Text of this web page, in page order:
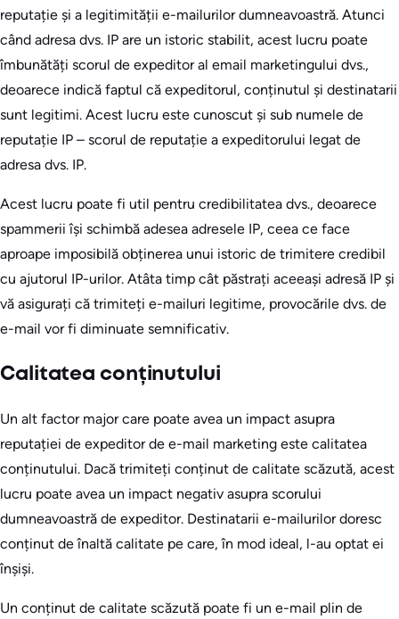
reputație și a legitimității e-mailurilor dumneavoastră. Atunci
când adresa dvs. IP are un istoric stabilit, acest lucru poate
îmbunătăți scorul de expeditor al email marketingului dvs.,
deoarece indică faptul că expeditorul, conținutul și destinatarii
sunt legitimi. Acest lucru este cunoscut și sub numele de
reputație IP – scorul de reputație a expeditorului legat de
adresa dvs. IP.
Acest lucru poate fi util pentru credibilitatea dvs., deoarece
spammerii își schimbă adesea adresele IP, ceea ce face
aproape imposibilă obținerea unui istoric de trimitere credibil
cu ajutorul IP-urilor. Atâta timp cât păstrați aceeași adresă IP și
vă asigurați că trimiteți e-mailuri legitime, provocările dvs. de
e-mail vor fi diminuate semnificativ.
Calitatea conținutului
Un alt factor major care poate avea un impact asupra
reputației de expeditor de e-mail marketing este calitatea
conținutului. Dacă trimiteți conținut de calitate scăzută, acest
lucru poate avea un impact negativ asupra scorului
dumneavoastră de expeditor. Destinatarii e-mailurilor doresc
conținut de înaltă calitate pe care, în mod ideal, l-au optat ei
înșiși.
Un conținut de calitate scăzută poate fi un e-mail plin de